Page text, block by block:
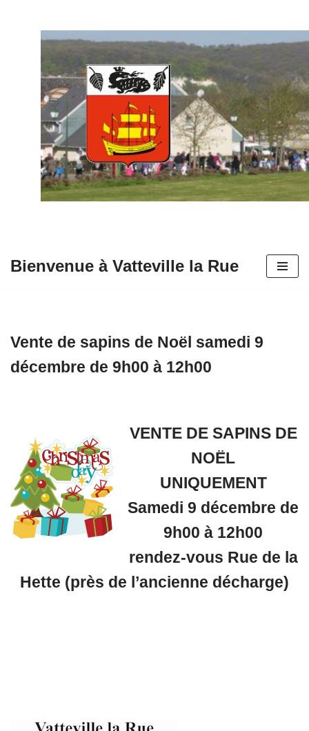
contenu
Bienvenue à Vatteville la Rue
Vente de sapins de Noël samedi 9
décembre de 9h00 à 12h00
VENTE DE SAPINS DE
NOËL
UNIQUEMENT
Samedi 9 décembre de
9h00 à 12h00
rendez-vous Rue de la
Hette (près de l’ancienne décharge)